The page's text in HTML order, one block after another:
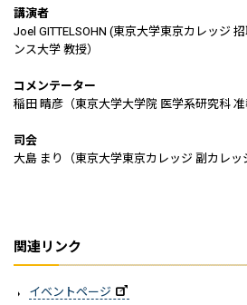
講演者
Joel GITTELSOHN (東京大学東京カレッジ
ンス大学 教授）
コメンテーター
稲田 晴彦（東京大学大学院 医学系研究科 准
司会
大島 まり（東京大学東京カレッジ 副カレッ
関連リンク
イベントページ